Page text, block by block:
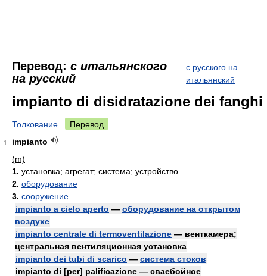
Перевод: с итальянского
на русский
с русского на
итальянский
impianto di disidratazione dei fanghi
Толкование Перевод
1
impianto
(m)
1. установка; агрегат; система; устройство
2. оборудование
3. сооружение
impianto a cielo aperto — оборудование на открытом
воздухе
impianto centrale di termoventilazione — венткамера;
центральная вентиляционная установка
impianto dei tubi di scarico — система стоков
impianto di [per] palificazione — сваебойное